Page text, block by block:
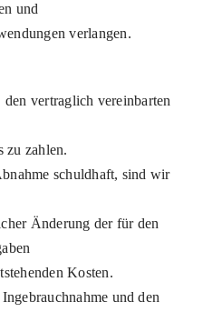
und
verlangen.
vertraglich vereinbarten
zu zahlen.
schuldhaft, sind wir
Änderung der für den
Kosten.
und den